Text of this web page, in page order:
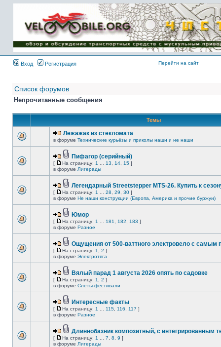
Имя пользователя:
Пароль:
{ LOG_ME_IN_SHORT
}
Вход
Регистрация Перейти на сайт
Список форумов
Непрочитанные сообщения
Темы
Лежажак из стекломата
в форуме Технические курьёзы и приколы наши и не наши
Пифагор (серийный)
[ На страницу: 1 13 14 15 ]
в форуме Лигерады
Легендарный Streetstepper MTS-26. Купить к
[ На страницу: 1 28 29 30 ]
в форуме Не наши конструкции (Европа, Америка и прочие буржуи)
Юмор
[ На страницу: 1 181 182 183 ]
в форуме Разное
Ощущения от 500-ваттного электровело с самым
[ На страницу: 1 2 ]
в форуме Электротяга
Вялый парад 1 августа 2026 опять по садовке
[ На страницу: 1 2 ]
в форуме Слеты-фестивали
Интересные факты
[ На страницу: 1 115 116 117 ]
в форуме Разное
Длиннобазник композитный, с интегрированным
[ На страницу: 1 7 8 9 ]
в форуме Лигерады